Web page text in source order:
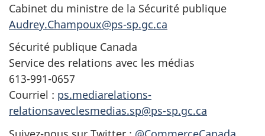
Cabinet du ministre de la Sécurité publique
Audrey.Champoux@ps-sp.gc.ca
Sécurité publique Canada
Service des relations avec les médias
613-991-0657
Courriel : ps.mediarelations-
relationsaveclesmedias.sp@ps-sp.gc.ca